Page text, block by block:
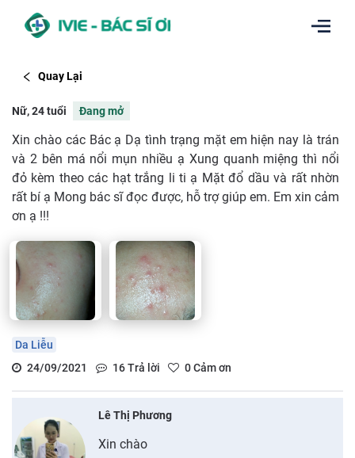
Quay Lại
Nữ, 24 tuổi Đang mở
Xin chào các Bác ạ Dạ tình trạng mặt em hiện nay là trán
và 2 bên má nổi mụn nhiều ạ Xung quanh miệng thì nổi
đỏ kèm theo các hạt trắng li ti ạ Mặt đổ dầu và rất nhờn
rất bí ạ Mong bác sĩ đọc được, hỗ trợ giúp em. Em xin cảm
ơn ạ !!!
Da Liễu
24/09/2021
16Trả lời 0Cảm ơn
Lê Thị Phương
Xin chào